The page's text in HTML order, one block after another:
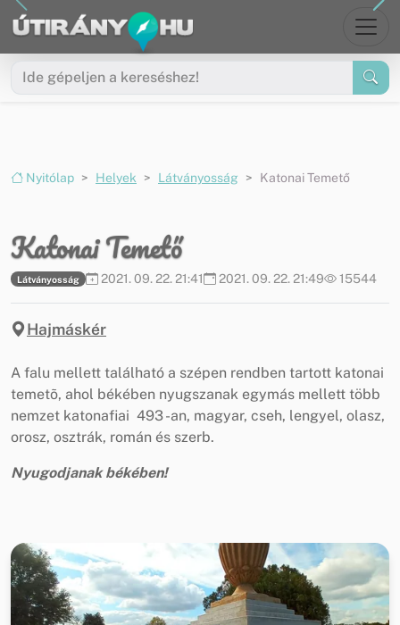
Ugrás a menüre
Ugrás a tartalomra
Nyitólap Helyek Látványosság Katonai Temető
Katonai Temető
Látványosság 2021. 09. 22. 21:41 2021. 09. 22. 21:49 15544
Hajmáskér
A falu mellett található a szépen rendben tartott katonai
temetõ, ahol békében nyugszanak egymás mellett több
nemzet katonafiai 493 -an, magyar, cseh, lengyel, olasz,
orosz, osztrák, román és szerb.
Nyugodjanak békében!